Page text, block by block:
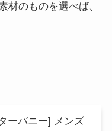
材のものを選べば、
ーバニー] メンズ